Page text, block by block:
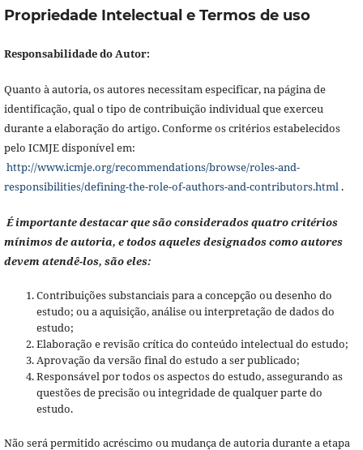
Propriedade Intelectual e Termos de uso
Responsabilidade do Autor:
Quanto à autoria, os autores necessitam especificar, na página de
identificação, qual o tipo de contribuição individual que exerceu
durante a elaboração do artigo. Conforme os critérios estabelecidos
pelo ICMJE disponível em:
http://www.icmje.org/recommendations/browse/roles-and-
responsibilities/defining-the-role-of-authors-and-contributors.html.
É importante destacar que são considerados quatro critérios
mínimos de autoria, e todos aqueles designados como autores
devem atendê-los, são eles:
Contribuições substanciais para a concepção ou desenho do
estudo; ou a aquisição, análise ou interpretação de dados do
estudo;
Elaboração e revisão crítica do conteúdo intelectual do estudo;
Aprovação da versão final do estudo a ser publicado;
Responsável por todos os aspectos do estudo, assegurando as
questões de precisão ou integridade de qualquer parte do
estudo.
Não será permitido acréscimo ou mudança de autoria durante a etapa